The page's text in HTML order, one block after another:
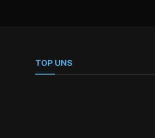
TOP UNS